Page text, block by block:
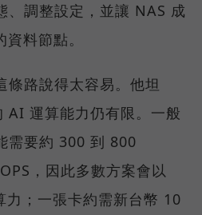
、調整設定，並讓 NAS 成
料節點。
條路說得太容易。他坦
AI 運算能力仍有限。一般
需要約 300 到 800
，因此多數方案會以
；一張卡約需新台幣 10